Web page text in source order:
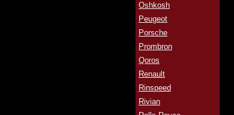
Oshkosh
Peugeot
Porsche
Prombron
Qoros
Renault
Rinspeed
Rivian